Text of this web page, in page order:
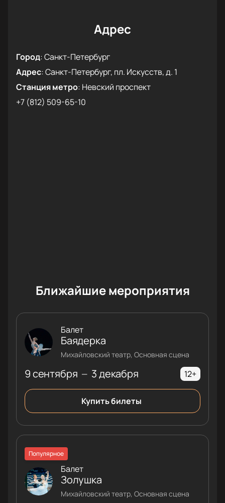
рекомендуем поторопиться и купить билеты на
Адрес
Город:Санкт-Петербург
Адрес:Санкт-Петербург, пл. Искусств, д. 1
Станция метро: Невский проспект
+7 (812) 509-65-10
Ближайшие мероприятия
9 сентября — 3 декабря
Балет
Баядерка
Михайловский театр, Основная сцена
12+
Купить билеты
Популярное
Балет
Золушка
Михайловский театр, Основная сцена